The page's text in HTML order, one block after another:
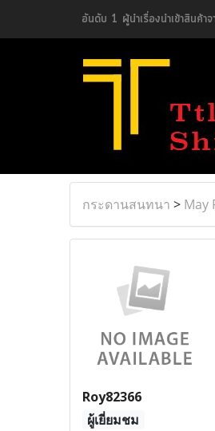
อันดับ 1 ผู้นำเรื่องนำเข้าสินค้า
กระดานสนทนา > May
Roy82366
ผู้เยี่ยมชม